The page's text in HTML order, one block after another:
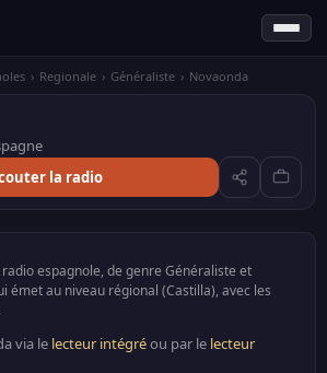
› Regionale › Généraliste › Novaonda
la radio
espagnole, de genre Généraliste et
émet au niveau régional (Castilla), avec les
via le lecteur intégréou par le lecteur